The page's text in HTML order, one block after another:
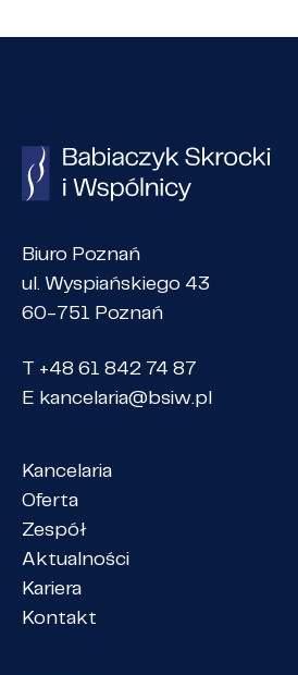
Biuro Poznań
ul. Wyspiańskiego 43
60-751 Poznań
T +48 61 842 74 87
E kancelaria@bsiw.pl
Kancelaria
Oferta
Zespół
Aktualności
Kariera
Kontakt